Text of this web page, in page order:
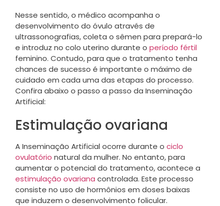
Nesse sentido, o médico acompanha o
desenvolvimento do óvulo através de
ultrassonografias, coleta o sêmen para prepará-lo
e introduz no colo uterino durante o período fértil
feminino. Contudo, para que o tratamento tenha
chances de sucesso é importante o máximo de
cuidado em cada uma das etapas do processo.
Confira abaixo o passo a passo da Inseminação
Artificial:
Estimulação ovariana
A Inseminação Artificial ocorre durante o ciclo
ovulatório natural da mulher. No entanto, para
aumentar o potencial do tratamento, acontece a
estimulação ovariana controlada. Este processo
consiste no uso de hormônios em doses baixas
que induzem o desenvolvimento folicular.